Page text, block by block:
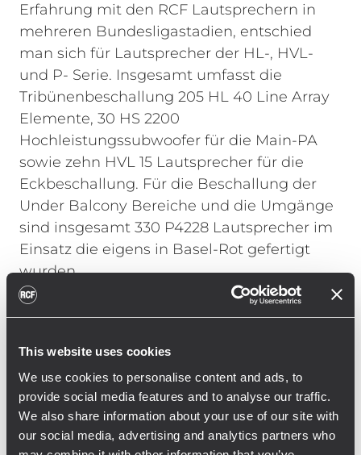
This website uses cookies
We use cookies to personalise content and ads, to
provide social media features and to analyse our traffic.
We also share information about your use of our site with
our social media, advertising and analytics partners who
Erfahrung mit den RCF Lautsprechern in
mehreren Bundesligastadien, entschied
man sich für Lautsprecher der HL-, HVL-
und P- Serie. Insgesamt umfasst die
Tribünenbeschallung 205 HL 40 Line Array
Elemente, 30 HS 2200
Hochleistungssubwoofer für die Main-PA
sowie zehn HVL 15 Lautsprecher für die
Eckbeschallung. Für die Beschallung der
Under Balcony Bereiche und die Umgänge
sind insgesamt 330 P4228 Lautsprecher im
Einsatz die eigens in Basel-Rot gefertigt
wurden.
Installation: „Bei einer so großen Installation
in einem Stadion galt es nicht nur die
baulichen und akustischen Gegebenheiten
zu beachten sondern auch die Nutzung im
Betrieb zu berücksichtigen. Mit dem neuen